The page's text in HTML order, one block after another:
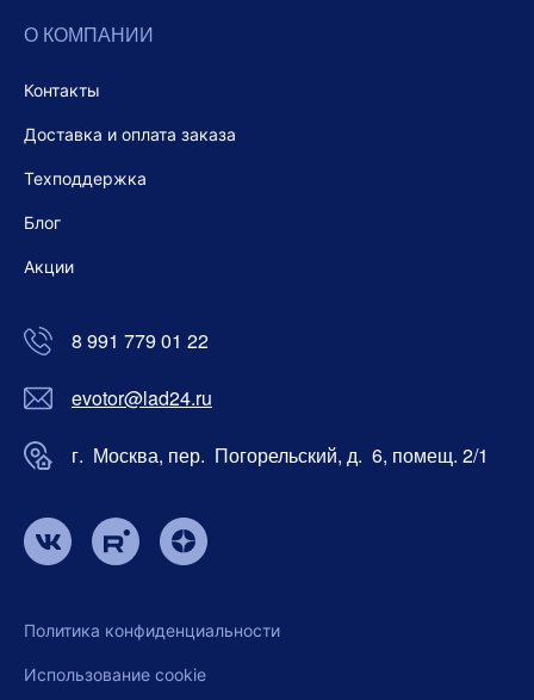
О КОМПАНИИ
Контакты
Доставка и оплата заказа
Техподдержка
Блог
Акции
8 991 779 01 22
evotor@lad24.ru
г. Москва, пер. Погорельский, д. 6, помещ. 2/1
Политика конфиденциальности
Использование cookie